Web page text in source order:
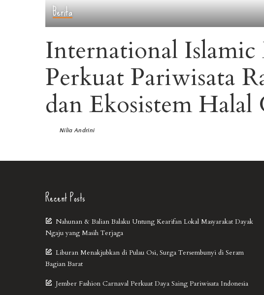
Berita
International Islamic
Perkuat Pariwisata
dan Ekosistem Halal
Nilia Andrini
Recent Posts
Nahunan & Balian Balaku Untung Kearifan Lokal Masyarakat Dayak
Ngaju yang Masih Terjaga
Liburan Menakjubkan di Pulau Osi, Surga Tersembunyi di Seram
Bagian Barat
Jember Fashion Carnaval Perkuat Daya Saing Pariwisata Indonesia